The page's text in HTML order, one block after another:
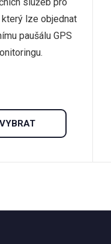
služeb pro
lze objednat
paušálu GPS